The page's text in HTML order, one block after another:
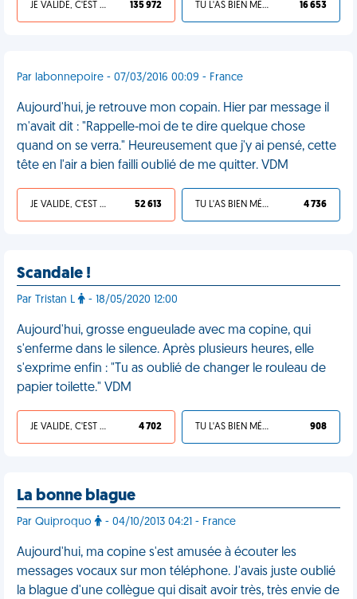
JE VALIDE, C'EST UNE VDM 135 972 TU L'AS BIEN MÉRITÉ 16 653
Par labonnepoire - 07/03/2016 00:09 - France
Aujourd'hui, je retrouve mon copain. Hier par message il
m'avait dit : "Rappelle-moi de te dire quelque chose
quand on se verra." Heureusement que j'y ai pensé, cette
tête en l'air a bien failli oublié de me quitter. VDM
JE VALIDE, C'EST UNE VDM 52 613 TU L'AS BIEN MÉRITÉ 4 736
Scandale !
Par Tristan L - 18/05/2020 12:00
Aujourd'hui, grosse engueulade avec ma copine, qui
s'enferme dans le silence. Après plusieurs heures, elle
s'exprime enfin : "Tu as oublié de changer le rouleau de
papier toilette." VDM
JE VALIDE, C'EST UNE VDM 4 702 TU L'AS BIEN MÉRITÉ 908
La bonne blague
Par Quiproquo - 04/10/2013 04:21 - France
Aujourd'hui, ma copine s'est amusée à écouter les
messages vocaux sur mon téléphone. J'avais juste oublié
la blague d'une collègue qui disait avoir très, très envie de